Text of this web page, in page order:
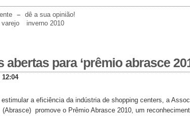
– dê a sua opinião!
inverno 2010
para ‘prêmio abrasce
12:04
a eficiência da indústria de shopping centers, a
(Abrasce) promove o Prêmio Abrasce 2010, um